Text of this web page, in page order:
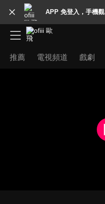
APP 免登入，手機
推薦 電視頻道 戲劇